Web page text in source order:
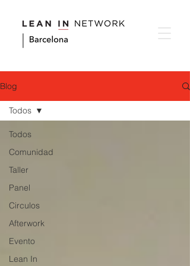
Blog
Todos
Comunidad
Taller
Panel
Circulos
Afterwork
Evento
Lean In
Todos